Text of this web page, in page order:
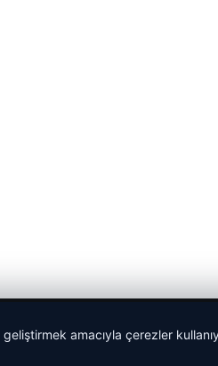
amacıyla çerezler